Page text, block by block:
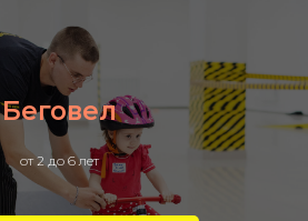
Беговел
от 2 до 6 лет